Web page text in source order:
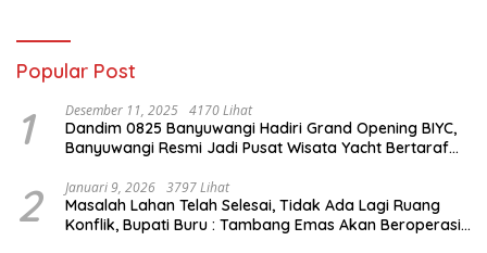
Popular Post
1 Desember 11, 2025 4170 Lihat
Dandim 0825 Banyuwangi Hadiri Grand Opening BIYC,
Banyuwangi Resmi Jadi Pusat Wisata Yacht Bertaraf
2 Januari 9, 2026 3797 Lihat
Masalah Lahan Telah Selesai, Tidak Ada Lagi Ruang
Konflik, Bupati Buru : Tambang Emas Akan Beroperasi